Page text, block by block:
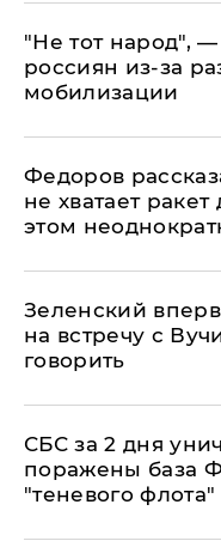
​"Не тот народ",
россиян из-за
мобилизации
Федоров
не хватает
этом
Зеленский
на встречу с
говорить
СБС за 2 дня
поражены база
"теневого флота"